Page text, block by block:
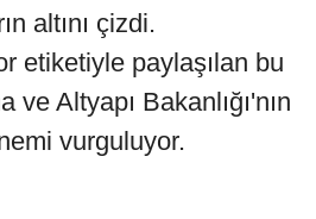
altını çizdi.
etiketiyle paylaşılan bu
ve Altyapı Bakanlığı'nın
vurguluyor.